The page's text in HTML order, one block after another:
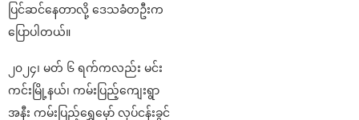
ပြင်ဆင်နေတာလို့ ဒေသခံတဦးက
ပြောပါတယ်။
၂၀၂၄၊ မတ် ၆ ရက်ကလည်း မင်း
ကင်းမြို့နယ်၊ ကမ်းပြည့်ကျေးရွာ
အနီး ကမ်းပြည့်ရွှေမှော် လုပ်ငန်းခွင်